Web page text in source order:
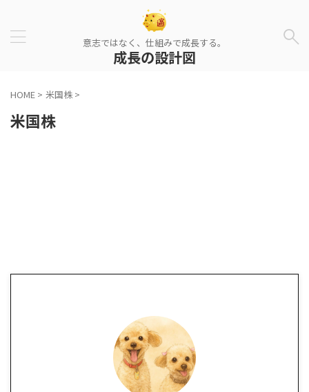
意志ではなく、仕組みで成長する。
成長の設計図
HOME > 米国株 >
米国株